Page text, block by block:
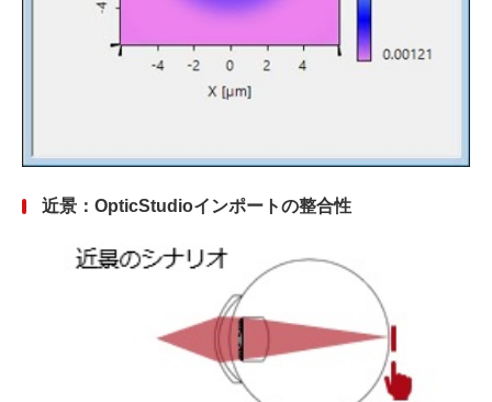
近景：OpticStudioインポートの整合性